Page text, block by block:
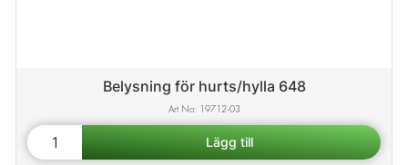
Belysning för hurts/hylla 648
19712-03